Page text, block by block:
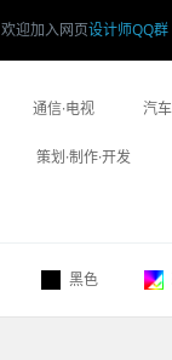
欢迎加入网页设计师QQ群
通信·电视 汽车
策划·制作·开发
黑色